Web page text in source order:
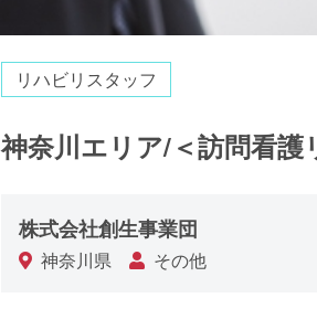
リハビリスタッフ
神奈川エリア/＜訪問看護
株式会社創生事業団
神奈川県 その他